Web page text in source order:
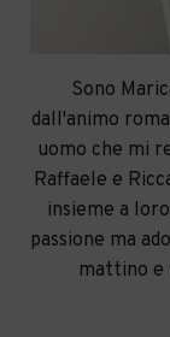
Sono
dall'animo
uomo che mi
Raffaele e
insieme a
passione ma
mattino e